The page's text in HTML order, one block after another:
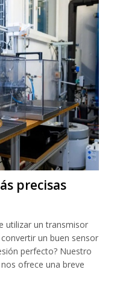
precisas
utilizar un transmisor
un buen sensor
perfecto? Nuestro
ofrece una breve